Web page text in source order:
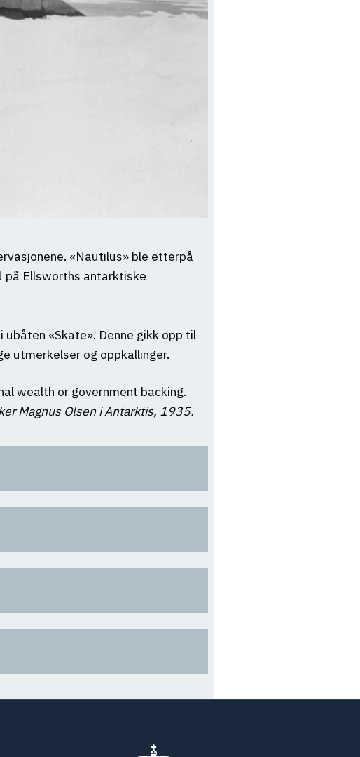
«Nautilus» ble etterpå
Ellsworths antarktiske
«Skate». Denne gikk opp til
utmerkelser og oppkallinger.
wealth or government backing.
Magnus Olsen i Antarktis, 1935.